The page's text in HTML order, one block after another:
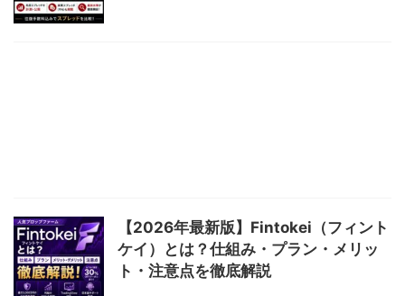
【2026年最新版】Fintokei（フィント
ケイ）とは？仕組み・プラン・メリッ
ト・注意点を徹底解説